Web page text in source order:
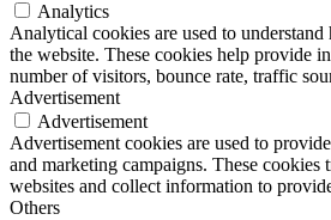
Analytics
Analytical cookies are used to
the website. These cookies help provide
number of visitors, bounce rate, traffic
Advertisement
Advertisement
Advertisement cookies are used to
and marketing campaigns. These cookies
websites and collect information to
Others